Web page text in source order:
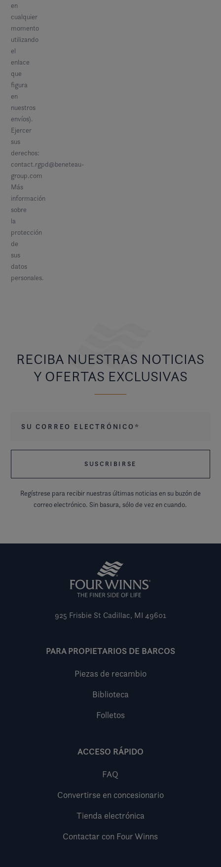
en
cualquier
momento
utilizando
el
enlace
que
figura
en
nuestros
envíos).
Ejercer
sus
derechos:
contact.rgpd@beneteau-
group.com
Más
información
sobre
la
protección
de
sus
datos
personales.
RECIBA NUESTRAS NOTICIAS
Y OFERTAS EXCLUSIVAS
Regístrese para recibir nuestras últimas noticias en su buzón de
correo electrónico. Sin basura, sólo de vez en cuando.
925 Frisbie St Cadillac, MI 49601
PARA PROPIETARIOS DE BARCOS
Piezas de recambio
Biblioteca
Folletos
ACCESO RÁPIDO
FAQ
Convertirse en concesionario
Tienda electrónica
Contactar con Four Winns